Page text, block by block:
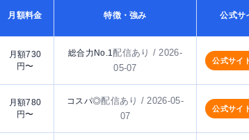
月額料金 特徴・強み 公式サ
月額730
円〜
総合力No.1配信あり / 2026-
05-07
公式サイ
月額780
円〜
コスパ◎配信あり / 2026-05-
07
公式サイ